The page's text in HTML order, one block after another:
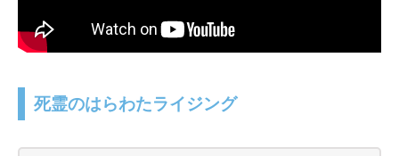
死霊のはらわたライジング